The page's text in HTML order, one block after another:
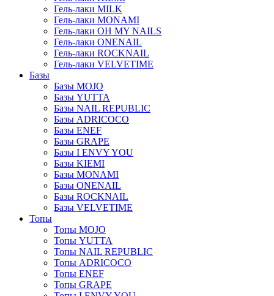
Гель-лаки MILK
Гель-лаки MONAMI
Гель-лаки OH MY NAILS
Гель-лаки ONENAIL
Гель-лаки ROCKNAIL
Гель-лаки VELVETIME
Базы
Базы MOJO
Базы YUTTA
Базы NAIL REPUBLIC
Базы ADRICOCO
Базы ENEF
Базы GRAPE
Базы I ENVY YOU
Базы KIEMI
Базы MONAMI
Базы ONENAIL
Базы ROCKNAIL
Базы VELVETIME
Топы
Топы MOJO
Топы YUTTA
Топы NAIL REPUBLIC
Топы ADRICOCO
Топы ENEF
Топы GRAPE